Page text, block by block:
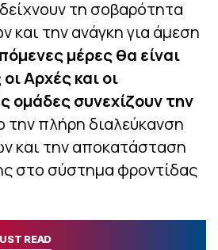
τη σοβαρότητα
την ανάγκη για άμεση
μέρες θα είναι
Αρχές και οι
ομάδες συνεχίζουν την
την πλήρη διαλεύκανση
και την αποκατάσταση
στο σύστημα φροντίδας
READ